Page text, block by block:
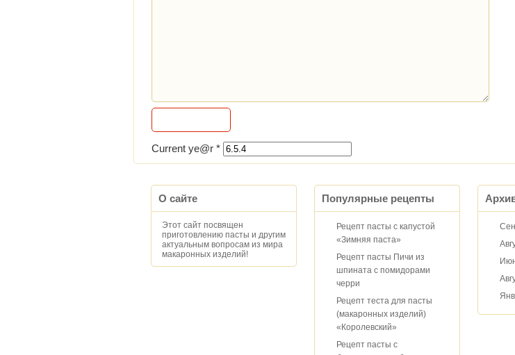
Current ye@r *
О сайте
Этот сайт посвящен
приготовлению пасты и другим
актуальным вопросам из мира
макаронных изделий!
Популярные рецепты
Рецепт пасты с капустой
«Зимняя паста»
Рецепт пасты Пичи из
шпината с помидорами
черри
Рецепт теста для пасты
(макаронных изделий)
«Королевский»
Рецепт пасты с